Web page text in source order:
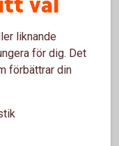
och välj Du.
och följ
liknande
för dig. Det
förbättrar din